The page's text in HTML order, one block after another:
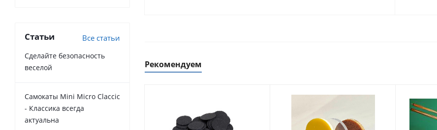
Рекомендуем
Статьи Все статьи
Сделайте безопасность
веселой
Самокаты Mini Micro Claccic
- Классика всегда
актуальна